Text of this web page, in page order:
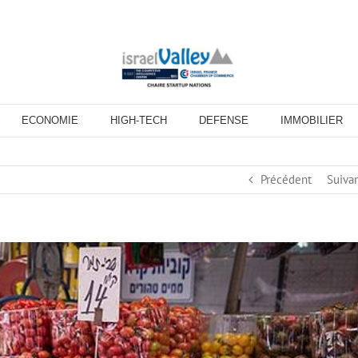
ECONOMIE HIGH-TECH DEFENSE IMMOBILIER
Précédent